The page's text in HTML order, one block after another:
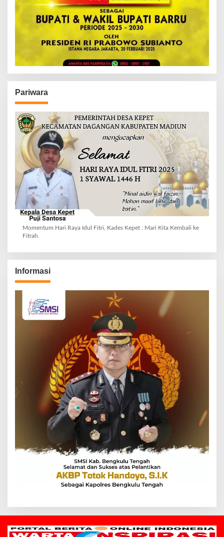
Pariwara
Momentum Hari Raya Idul Fitri, Kades Kepet : Mari Kita Kembali ke
Fitrah.
Informasi